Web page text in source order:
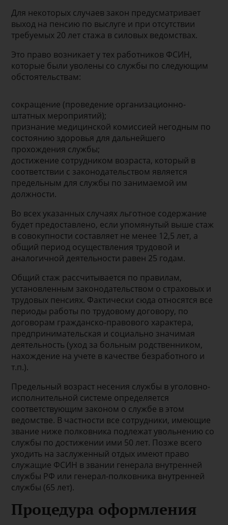
Для некоторых случаев закон предусматривает
выход на пенсию по выслуге и при отсутствии
требуемых 20 лет стажа в силовых ведомствах.
Это право возникает у тех работников ФСИН,
которые были уволены со службы по следующим
обстоятельствам:
сокращение (проведение организационно-
штатных мероприятий);
признание медицинской комиссией негодным по
состоянию здоровья для дальнейшего
прохождения службы;
достижение сотрудником возраста, который в
соответствии с законодательством является
предельным для службы по занимаемой им
должности.
Во всех указанных случаях льготное содержание
будет предоставлено, если упомянутый выше стаж
в совокупности составляет не менее 12,5 лет, а
общий период осуществления трудовой и
аналогичной деятельности равен 25 годам.
Общий стаж рассчитывается по правилам,
установленным законодательством о страховых и
трудовых пенсиях. Фактически сюда относятся все
периоды работы по трудовому договору, по
договорам гражданско-правового характера,
предпринимательская и социально значимая
деятельность (уход за больным родственником,
нахождение на учете в качестве безработного и
т.п.).
Предельный возраст несения службы в уголовно-
исполнительной системе определяется
соответствующим законом о службе в этом
ведомстве. В частности все сотрудники, имеющие
звание ниже полковника подлежат увольнению со
службы по достижении ими 50 лет. Позже всего
уходить на заслуженный отдых имеют право
служащие ФСИН в звании генерала внутренней
службы РФ или генерал-полковника внутренней
службы (65 лет).
Процедура оформления